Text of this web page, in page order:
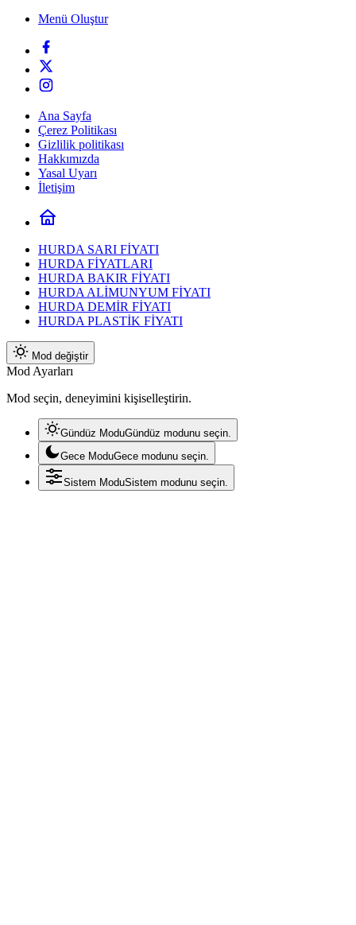
Menü Oluştur
Ana Sayfa
Çerez Politikası
Gizlilik politikası
Hakkımızda
Yasal Uyarı
İletişim
HURDA SARI FİYATI
HURDA FİYATLARI
HURDA BAKIR FİYATI
HURDA ALİMUNYUM FİYATI
HURDA DEMİR FİYATI
HURDA PLASTİK FİYATI
Mod değiştir
Mod Ayarları
Mod seçin, deneyimini kişiselleştirin.
Gündüz ModuGündüz modunu seçin.
Gece ModuGece modunu seçin.
Sistem ModuSistem modunu seçin.